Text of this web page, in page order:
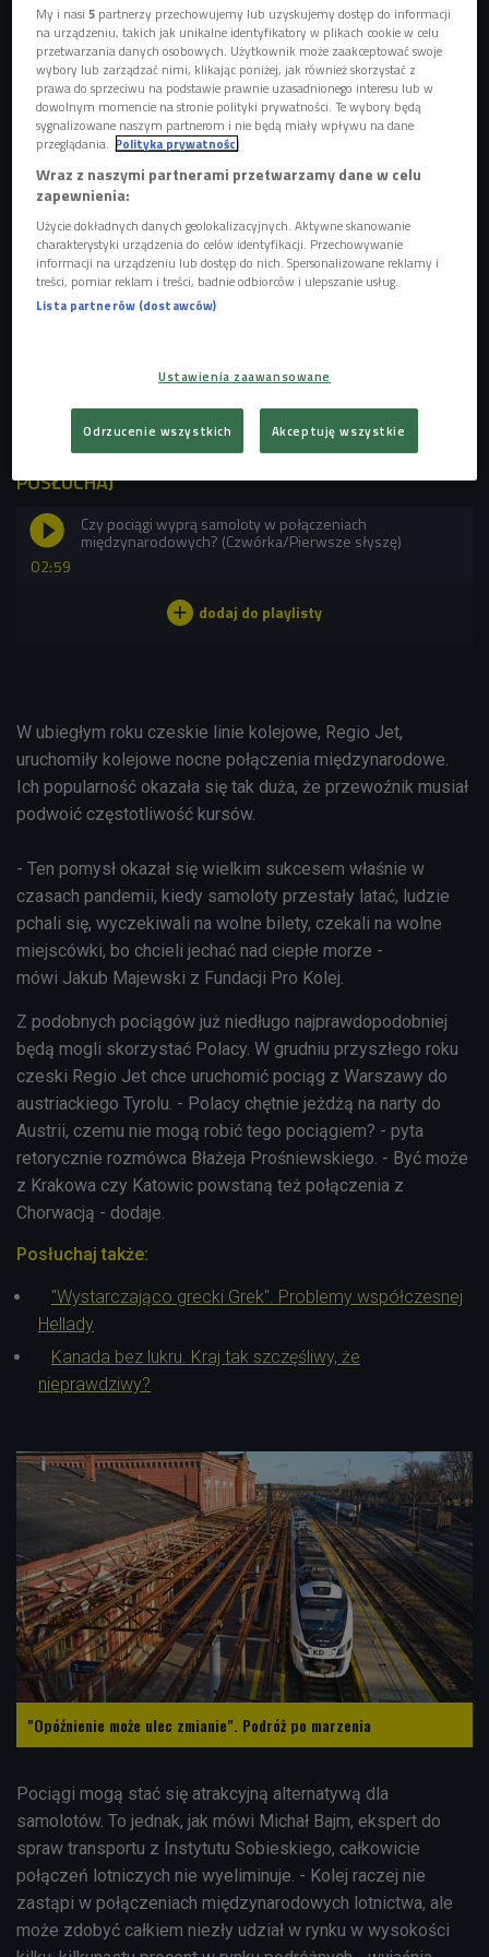
Wakacje za granicą? Obostrzenia i zasady sprawdzaj codziennie
POSŁUCHAJ
02:59
Czy pociągi wyprą samoloty w połączeniach
międzynarodowych? (Czwórka/Pierwsze słyszę)
W ubiegłym roku czeskie linie kolejowe, Regio Jet,
uruchomiły kolejowe nocne połączenia międzynarodowe.
Ich popularność okazała się tak duża, że przewoźnik musiał
podwoić częstotliwość kursów.
- Ten pomysł okazał się wielkim sukcesem właśnie w
czasach pandemii, kiedy samoloty przestały latać, ludzie
pchali się, wyczekiwali na wolne bilety, czekali na wolne
miejscówki, bo chcieli jechać nad ciepłe morze -
mówi Jakub Majewski z Fundacji Pro Kolej.
Z podobnych pociągów już niedługo najprawdopodobniej
będą mogli skorzystać Polacy. W grudniu przyszłego roku
czeski Regio Jet chce uruchomić pociąg z Warszawy do
austriackiego Tyrolu. - Polacy chętnie jeżdżą na narty do
Austrii, czemu nie mogą robić tego pociągiem? - pyta
retorycznie rozmówca Błażeja Prośniewskiego. - Być może
z Krakowa czy Katowic powstaną też połączenia z
Chorwacją - dodaje.
Posłuchaj także:
"Wystarczająco grecki Grek". Problemy współczesnej
Hellady
Kanada bez lukru. Kraj tak szczęśliwy, że
nieprawdziwy?
"Opóźnienie może ulec zmianie". Podróż po marzenia
Pociągi mogą stać się atrakcyjną alternatywą dla
samolotów. To jednak, jak mówi Michał Bajm, ekspert do
spraw transportu z Instytutu Sobieskiego, całkowicie
połączeń lotniczych nie wyeliminuje. - Kolej raczej nie
zastąpi w połączeniach międzynarodowych lotnictwa, ale
może zdobyć całkiem niezły udział w rynku w wysokości
My i nasi5 partnerzy przechowujemy lub uzyskujemy dostęp do informacji
na urządzeniu, takich jak unikalne identyfikatory w plikach cookie w celu
przetwarzania danych osobowych. Użytkownik może zaakceptować swoje
wybory lub zarządzać nimi, klikając poniżej, jak również skorzystać z
prawa do sprzeciwu na podstawie prawnie uzasadnionego interesu lub w
dowolnym momencie na stronie polityki prywatności. Te wybory będą
sygnalizowane naszym partnerom i nie będą miały wpływu na dane
przeglądania. Polityka prywatności
Wraz z naszymi partnerami przetwarzamy dane w celu
zapewnienia:
Użycie dokładnych danych geolokalizacyjnych. Aktywne skanowanie
charakterystyki urządzenia do celów identyfikacji. Przechowywanie
informacji na urządzeniu lub dostęp do nich. Spersonalizowane reklamy i
treści, pomiar reklam i treści, badnie odbiorców i ulepszanie usług.
Lista partnerów (dostawców)
Ustawienia zaawansowane
Odrzucenie wszystkich Akceptuję wszystkie